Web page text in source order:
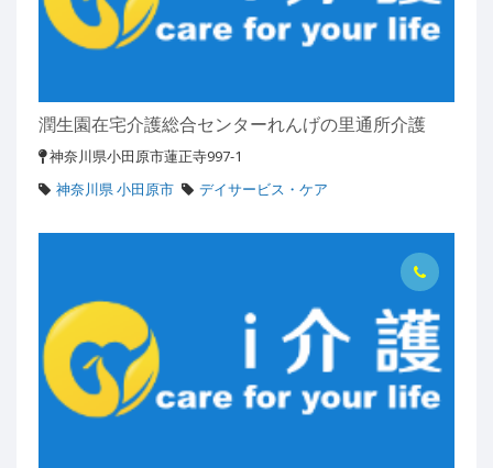
潤生園在宅介護総合センターれんげの里通所介護
神奈川県小田原市蓮正寺997-1
神奈川県 小田原市
デイサービス・ケア